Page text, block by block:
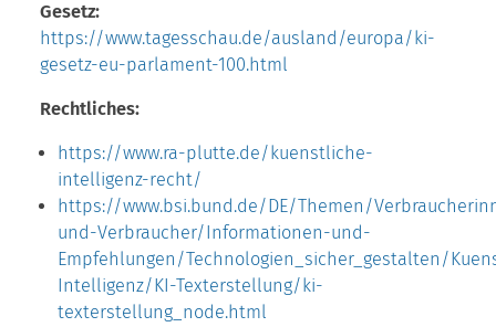
Gesetz:
https://www.tagesschau.de/ausland/europa/ki-
gesetz-eu-parlament-100.html
Rechtliches:
https://www.ra-plutte.de/kuenstliche-
intelligenz-recht/
https://www.bsi.bund.de/DE/Themen/
und-Verbraucher/Informationen-und-
Empfehlungen/Technologien_sicher_gestalten/
Intelligenz/KI-Texterstellung/ki-
texterstellung_node.html